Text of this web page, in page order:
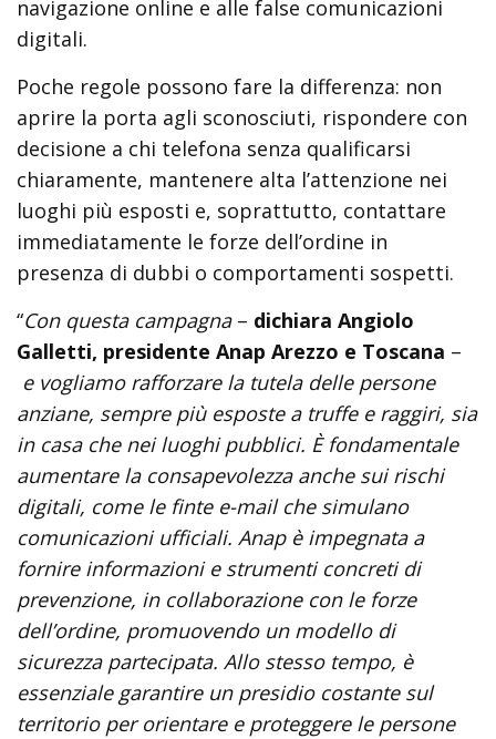
navigazione online e alle false comunicazioni
digitali.
Poche regole possono fare la differenza: non
aprire la porta agli sconosciuti, rispondere con
decisione a chi telefona senza qualificarsi
chiaramente, mantenere alta l’attenzione nei
luoghi più esposti e, soprattutto, contattare
immediatamente le forze dell’ordine in
presenza di dubbi o comportamenti sospetti.
“Con questa campagna– dichiara Angiolo
Galletti, presidente Anap Arezzo e Toscana –
e vogliamo rafforzare la tutela delle persone
anziane, sempre più esposte a truffe e raggiri, sia
in casa che nei luoghi pubblici. È fondamentale
aumentare la consapevolezza anche sui rischi
digitali, come le finte e-mail che simulano
comunicazioni ufficiali. Anap è impegnata a
fornire informazioni e strumenti concreti di
prevenzione, in collaborazione con le forze
dell’ordine, promuovendo un modello di
sicurezza partecipata. Allo stesso tempo, è
essenziale garantire un presidio costante sul
territorio per orientare e proteggere le persone